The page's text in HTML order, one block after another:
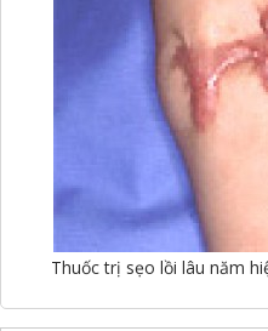
Thuốc trị sẹo lồi lâu năm